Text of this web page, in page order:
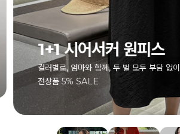
1+1 시어서커 원피스
컬러별로, 엄마와 함께, 두 벌 모두 부담 없이
전상품 5% SALE